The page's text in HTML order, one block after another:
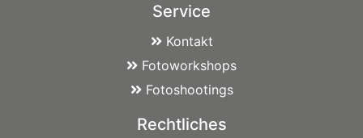
Service
Kontakt
Fotoworkshops
Fotoshootings
Rechtliches